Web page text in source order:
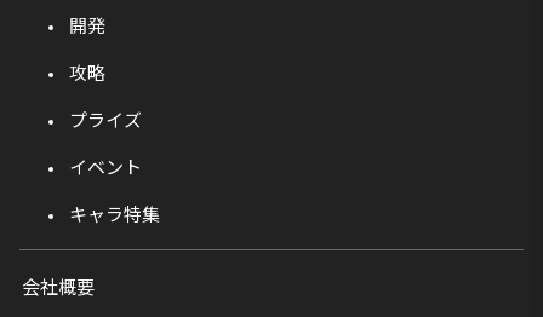
開発
攻略
プライズ
イベント
キャラ特集
会社概要